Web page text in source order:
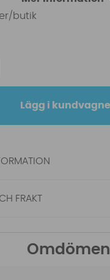
butik
Lägg i
FRAKT
Omdömen